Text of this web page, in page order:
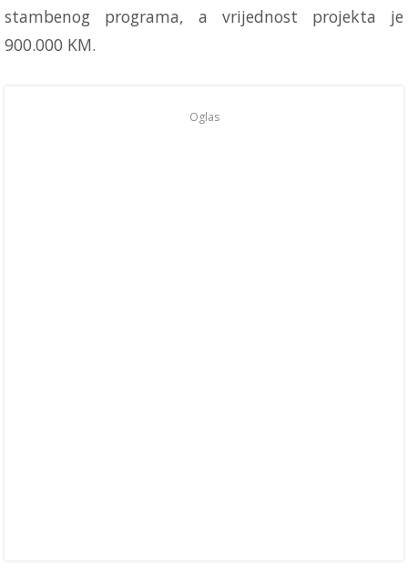
stambenog programa, a vrijednost projekta je
900.000 KM.
Oglas